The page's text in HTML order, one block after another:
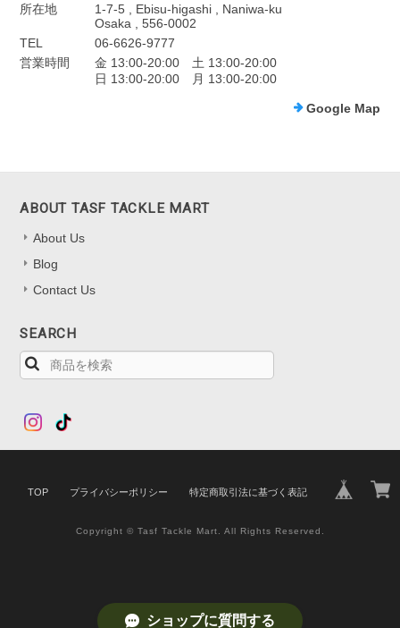
所在地
1-7-5 , Ebisu-higashi , Naniwa-ku
Osaka , 556-0002
TEL
06-6626-9777
営業時間
金 13:00-20:00 土 13:00-20:00
日 13:00-20:00 月 13:00-20:00
Google Map
ABOUT TASF TACKLE MART
About Us
Blog
Contact Us
SEARCH
TOP プライバシーポリシー 特定商取引法に基づく表記
Copyright © Tasf Tackle Mart. All Rights Reserved.
ショップに質問する